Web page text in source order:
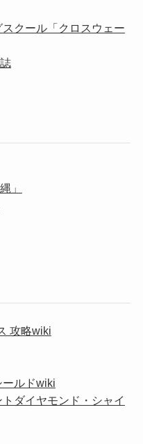
クール「クロスウェー
」
攻略wiki
ールドwiki
ダイヤモンド・シャイ